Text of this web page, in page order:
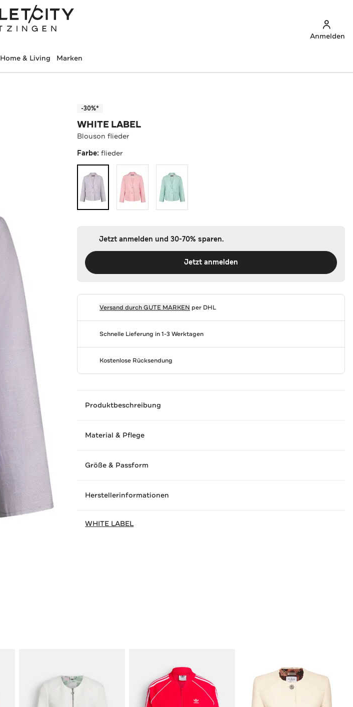
Anmelden
Home & Living Marken
-30%*
WHITE LABEL
Blouson flieder
Farbe:flieder
Jetzt anmelden und 30-70% sparen.
Jetzt anmelden
Versand durchGUTE MARKEN per DHL
Schnelle Lieferung in 1-3 Werktagen
Kostenlose Rücksendung
Produktbeschreibung
Material & Pflege
Größe & Passform
Herstellerinformationen
WHITE LABEL